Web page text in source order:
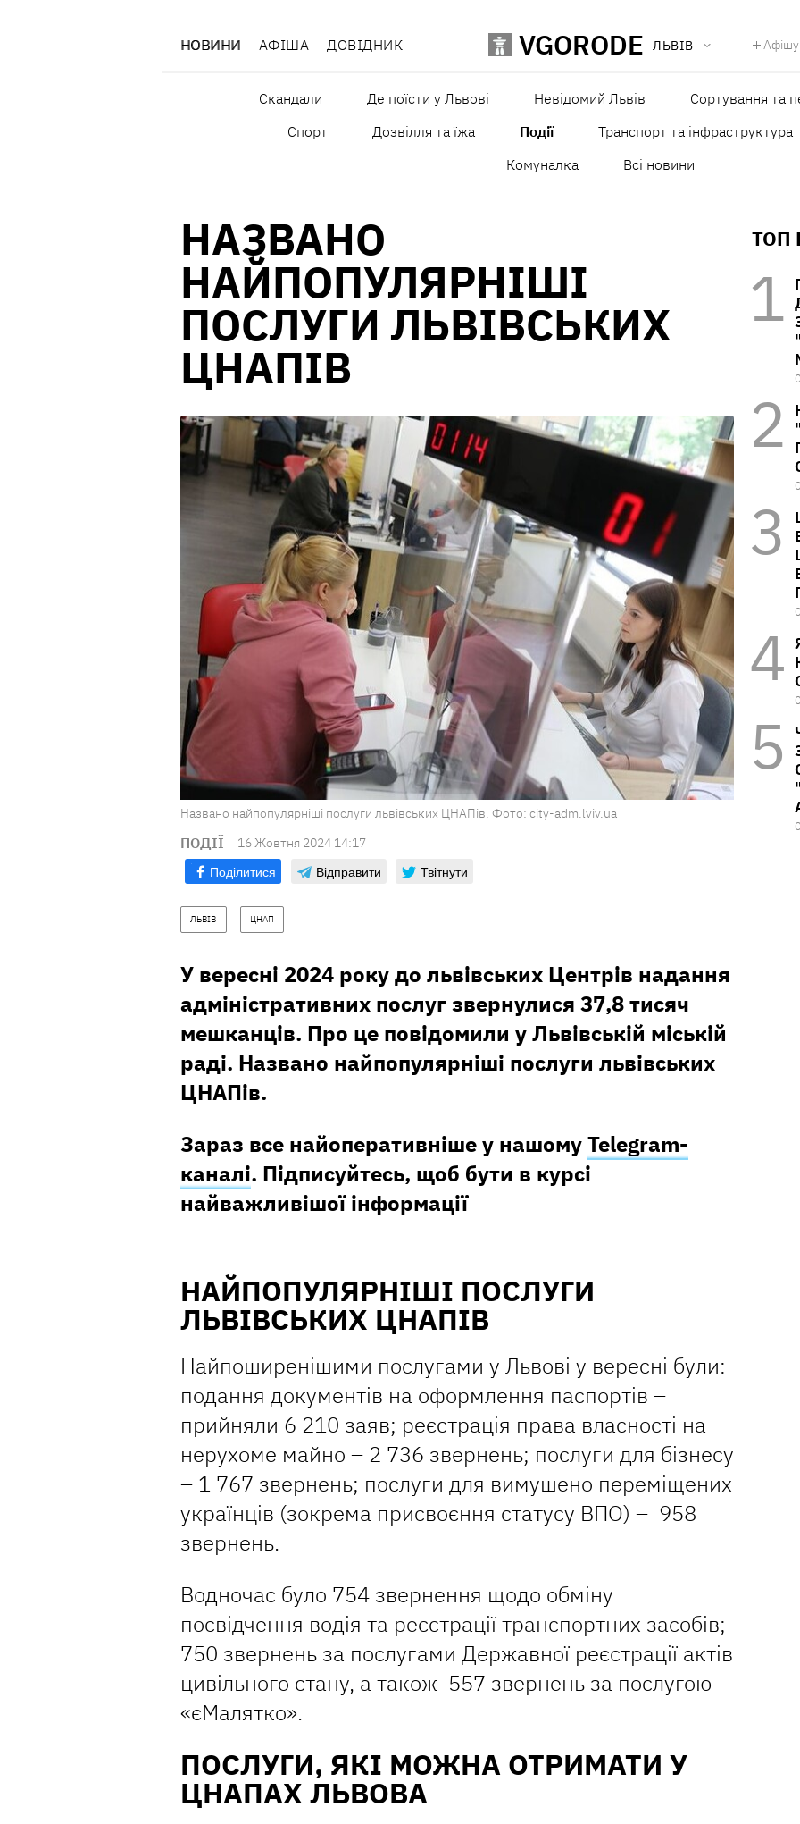
НОВИНИ АФІША ДОВІДНИК VGORODE ЛЬВІВ Афішу
Скандали Де поїсти у Львові Невідомий Львів
Сортування та
Спорт
Дозвілля та їжа Події Транспорт та інфраструктура
Комуналка
Всі новини
НАЗВАНО
НАЙПОПУЛЯРНІШІ
ПОСЛУГИ ЛЬВІВСЬКИХ
ЦНАПІВ
Названо найпопулярніші послуги львівських ЦНАПів. Фото: сity-adm.lviv.ua
ПОДІЇ 16 Жовтня 2024 14:17
Поділитися Відправити Твітнути
ЛЬВІВ ЦНАП
У вересні 2024 року до львівських Центрів надання
адміністративних послуг звернулися 37,8 тисяч
мешканців. Про це повідомили у Львівській міській
раді. Названо найпопулярніші послуги львівських
ЦНАПів.
Зараз все найоперативніше у нашомуTelegram-
каналі. Підписуйтесь, щоб бути в курсі
найважливішої інформації
НАЙПОПУЛЯРНІШІ ПОСЛУГИ
ЛЬВІВСЬКИХ ЦНАПІВ
Найпоширенішими послугами у Львові у вересні були:
подання документів на оформлення паспортів –
прийняли 6 210 заяв; реєстрація права власності на
нерухоме майно – 2 736 звернень; послуги для бізнесу
– 1 767 звернень; послуги для вимушено переміщених
українців (зокрема присвоєння статусу ВПО) – 958
звернень.
Водночас було 754 звернення щодо обміну
посвідчення водія та реєстрації транспортних засобів;
750 звернень за послугами Державної реєстрації актів
цивільного стану, а також 557 звернень за послугою
«єМалятко».
ПОСЛУГИ, ЯКІ МОЖНА ОТРИМАТИ У
ЦНАПАХ ЛЬВОВА
ТОП